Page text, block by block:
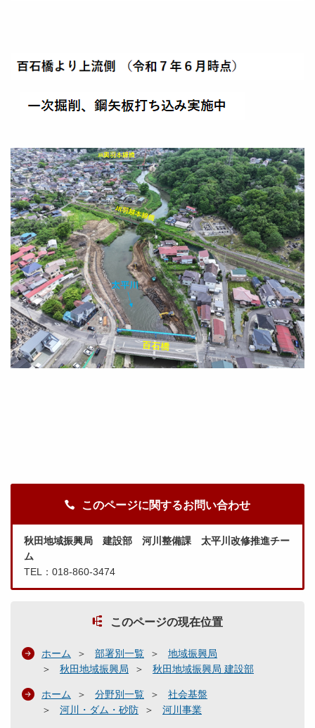
このページに関するお問い合わせ
秋田地域振興局 建設部 河川整備課 太平川改修推進チー
ム
TEL：018-860-3474
このページの現在位置
ホーム 部署別一覧
地域振興局
秋田地域振興局
秋田地域振興局 建設部
ホーム 分野別一覧
社会基盤
河川・ダム・砂防
河川事業